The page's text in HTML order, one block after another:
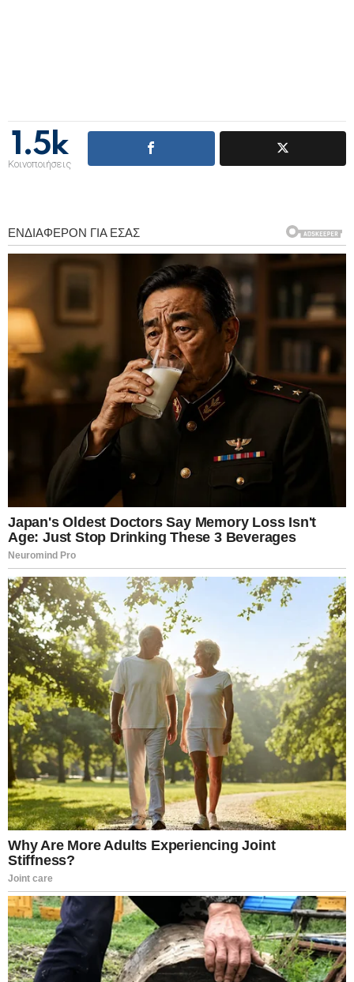
1.5k
Κοινοποιήσεις